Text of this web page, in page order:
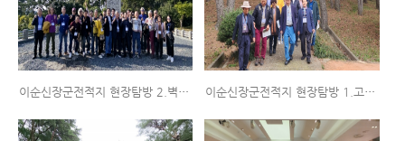
이순신장군전적지 현장탐방 2.벽파진 (여수/부산합동) 2024.11.16~17 이순신장군전적지 현장탐방 1.고하도 (여수/부산합동) 2024.11.16~17